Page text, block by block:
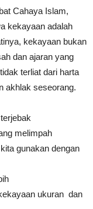
Cahaya Islam,
kekayaan adalah
kekayaan bukan
dan ajaran yang
terliat dari harta
akhlak seseorang.
melimpah
gunakan dengan
ukuran dan